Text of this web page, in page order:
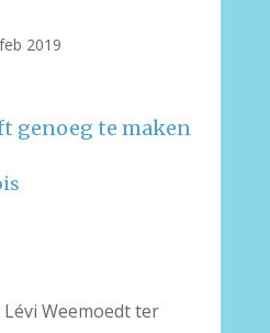
2019
genoeg te maken
Weemoedt ter